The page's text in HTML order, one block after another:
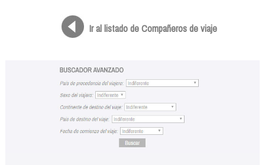
Ir al listado de Compañeros de viaje